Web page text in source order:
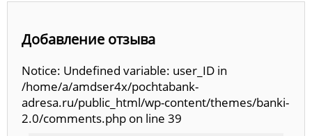
Добавление отзыва
Notice: Undefined variable: user_ID in
/home/a/amdser4x/pochtabank-
adresa.ru/public_html/wp-content/themes/banki-
2.0/comments.php on line 39